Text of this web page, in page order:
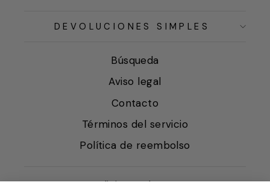
DEVOLUCIONES SIMPLES
Búsqueda
Aviso legal
Contacto
Términos del servicio
Política de reembolso
Condiciones de Venta